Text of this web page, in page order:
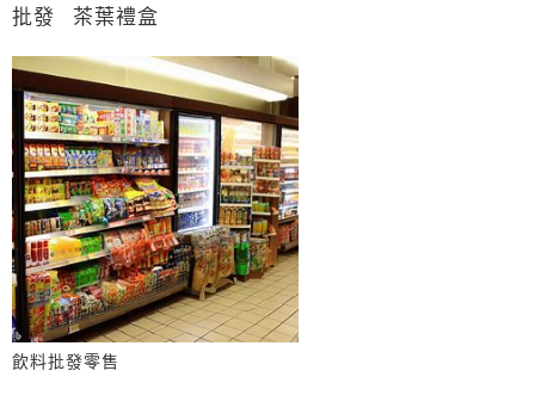
批發 茶葉禮盒
飲料批發零售